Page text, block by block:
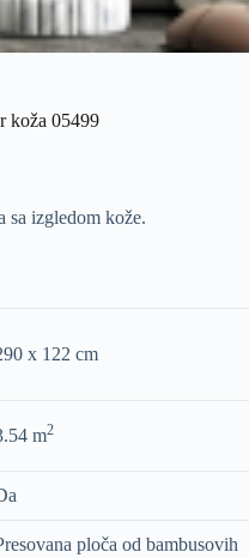
koža 05499
sa izgledom kože.
x 122 cm
m2
ploča od bambusovih